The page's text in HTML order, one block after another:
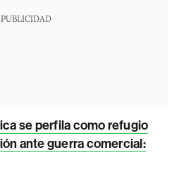
PUBLICIDAD
se perfila como refugio
ante guerra comercial: